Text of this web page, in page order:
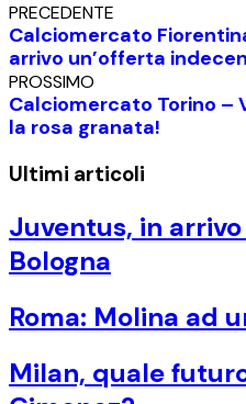
PRECEDENTE
Calciomercato
arrivo un’offerta
PROSSIMO
Calciomercato Torino –
la rosa granata!
Ultimi articoli
Juventus, in
Bologna
Roma: Molina ad
Milan, quale